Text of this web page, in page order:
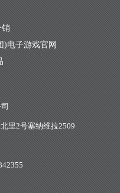
销
子游戏官网
司
里2号塞纳维拉2509